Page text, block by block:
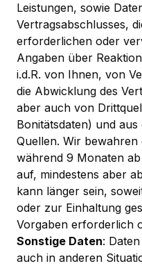
Leistungen, sowie
Vertragsabschlusses,
erforderlichen oder
Angaben über
i.d.R. von Ihnen, von
die Abwicklung des
aber auch von
Bonitätsdaten) und
Quellen. Wir bewahren
während 9 Monaten
auf, mindestens aber
kann länger sein,
oder zur Einhaltung
Vorgaben erforderlich
Sonstige Daten:
auch in anderen